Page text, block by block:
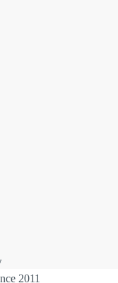
2011